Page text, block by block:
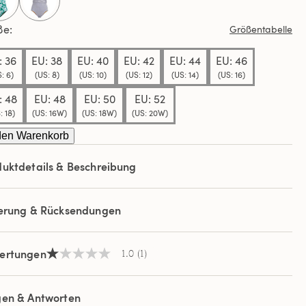
selected
Größentabelle
36
6)
EU: 38
(US: 8)
EU: 40
(US: 10)
EU: 42
(US: 12)
EU: 44
(US: 14)
EU: 46
(US: 16)
48
18)
EU: 48
(US: 16W)
EU: 50
(US: 18W)
EU: 52
(US: 20W)
Warenkorb
& Beschreibung
& Rücksendungen
1.0
5
Sternen,
Durchschnittswert
1.0 (1)
& Antworten